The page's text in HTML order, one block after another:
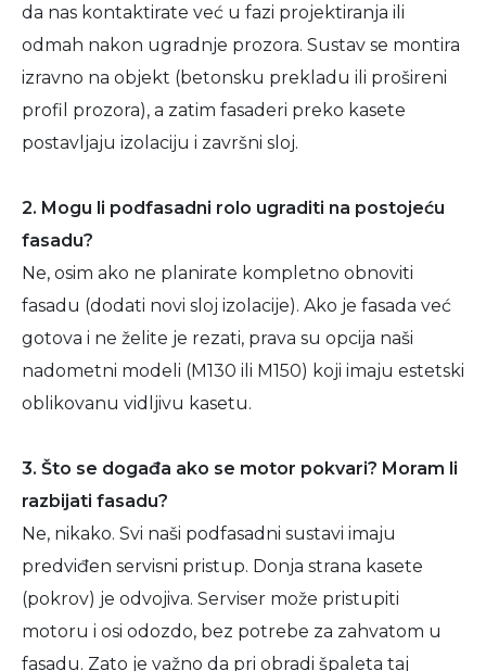
da nas kontaktirate već u fazi projektiranja ili
odmah nakon ugradnje prozora. Sustav se montira
izravno na objekt (betonsku prekladu ili prošireni
profil prozora), a zatim fasaderi preko kasete
postavljaju izolaciju i završni sloj.
2. Mogu li podfasadni rolo ugraditi na postojeću
fasadu?
Ne, osim ako ne planirate kompletno obnoviti
fasadu (dodati novi sloj izolacije). Ako je fasada već
gotova i ne želite je rezati, prava su opcija naši
nadometni modeli (M130 ili M150) koji imaju estetski
oblikovanu vidljivu kasetu.
3. Što se događa ako se motor pokvari? Moram li
razbijati fasadu?
Ne, nikako. Svi naši podfasadni sustavi imaju
predviđen servisni pristup. Donja strana kasete
(pokrov) je odvojiva. Serviser može pristupiti
motoru i osi odozdo, bez potrebe za zahvatom u
fasadu. Zato je važno da pri obradi špaleta taj